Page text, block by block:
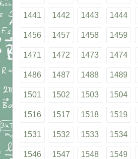
1441 1442 1443 1444
1456 1457 1458 1459
1471 1472 1473 1474
1486 1487 1488 1489
1501 1502 1503 1504
1516 1517 1518 1519
1531 1532 1533 1534
1546 1547 1548 1549